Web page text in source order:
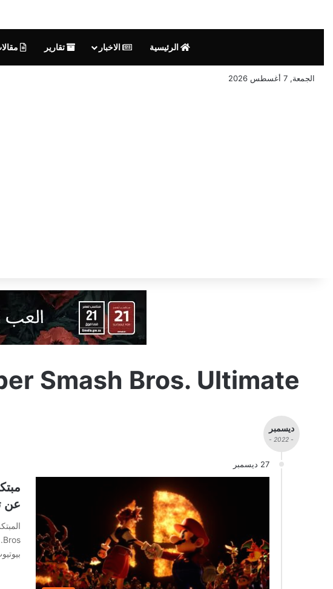
الرئيسية الاخبار تقارير
الجمعة, 7 أغسطس 2026
Smash Bros. Ultimate
ديسمبر
- 2022 -
27 ديسمبر
عن